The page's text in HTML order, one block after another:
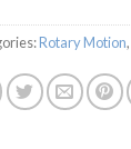
Rotary Motion,